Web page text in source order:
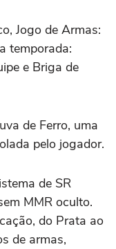
Jogo de Armas:
temporada:
e Briga de
de Ferro, uma
pelo jogador.
de SR
MMR oculto.
do Prata ao
de armas,